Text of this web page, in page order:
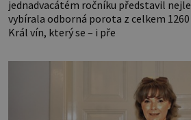
jednadvacátém ročníku představil
vybírala odborná porota z celkem
Král vín, který se – i pře